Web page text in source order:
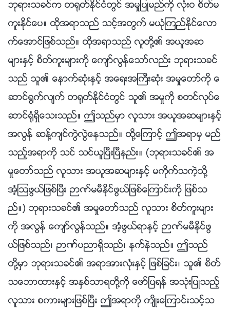
ဘုရားသခင္က တ႐ုတ္ႏိုင္ငံတြင္ အမႈျပဳမည္ကို လုံးဝ စိတ္မ
ကူးႏိုင္ေပ။ ထိုအရာသည္ သင့္အတြက္ မယုံၾကည္ႏိုင္ေလာ
က္ေအာင္ျဖစ္သည္။ ထိုအရာသည္ လူတို႔၏ အယူအဆ
မ်ားႏွင့္ စိတ္ကူးမ်ားကို ေက်ာ္လြန္ေသာ္လည္း ဘုရားသခင္
သည္ သူ၏ ေနာက္ဆုံးႏွင့္ အေရးအႀကီးဆုံး အမႈေတာ္ကို ေ
ဆာင္႐ြက္လ်က္ တ႐ုတ္ႏိုင္ငံတြင္ သူ၏ အမႈကို စတင္လုပ္ေ
ဆာင္႐ုံရွိေသးသည္။ ဤသည္မွာ လူသား အယူအဆမ်ားႏွင့္
အလြန္ ဆန႔္က်င္ကြဲလြဲေနသည္။ ထို႔ေၾကာင့္ ဤအရာမွ မည္
သည့္အရာကို သင္ သင္ယူၿပီးၿပီနည္း။ (ဘုရားသခင္၏ အ
မႈေတာ္သည္ လူသား အယူအဆမ်ားႏွင့္ မကိုက္သကဲ့သို႔
အံ့ဩဖြယ္ျဖစ္ၿပီး ဉာဏ္မမီႏိုင္ဖြယ္ျဖစ္ေၾကာင္းကို ျဖစ္သ
ည္။) ဘုရားသခင္၏ အမႈေတာ္သည္ လူသား စိတ္ကူးမ်ား
ကို အလြန္ ေက်ာ္လြန္သည္။ အံ့ဖြယ္ရာႏွင့္ ဉာဏ္မမီႏိုင္ဖြ
ယ္ျဖစ္သည္၊ ဉာဏ္ပညာရွိသည္၊ နက္နဲသည္။ ဤသည္
တို႔မွာ ဘုရားသခင္၏ အရာအားလုံးႏွင့္ ျဖစ္ျခင္း၊ သူ၏ စိတ္
သေဘာထားႏွင့္ အႏွစ္သာရတို႔ကို ေဖာ္ျပရန္ အသုံးျပဳသည့္
လူသား စကားမ်ားျဖစ္ၿပီး ဤအရာကို က်ိဳးေၾကာင္းသင့္သ